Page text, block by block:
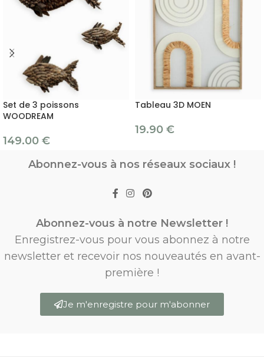
Set de 3 poissons
WOODREAM
149.00 €
Tableau 3D MOEN
19.90 €
Abonnez-vous à nos réseaux sociaux !
Abonnez-vous à notre Newsletter !
Enregistrez-vous pour vous abonnez à notre
newsletter et recevoir nos nouveautés en avant-
première !
Je m'enregistre pour m'abonner